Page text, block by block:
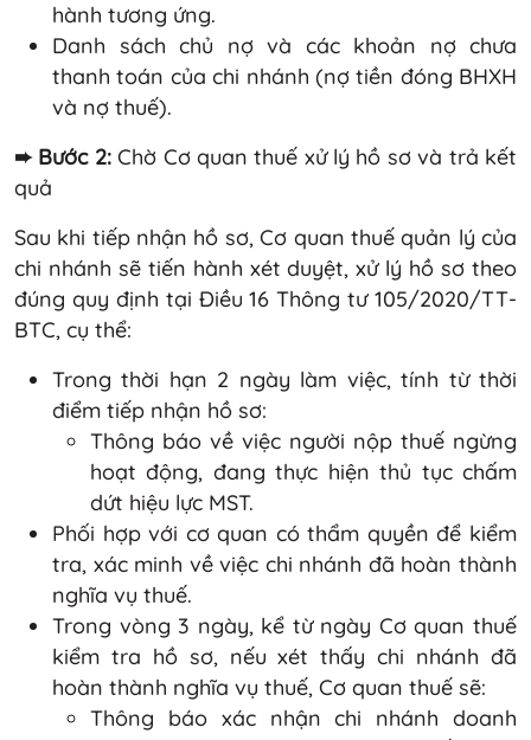
hành tương ứng.
Danh sách chủ nợ và các khoản nợ chưa
thanh toán của chi nhánh (nợ tiền đóng BHXH
và nợ thuế).
➨ Bước 2:Chờ Cơ quan thuế xử lý hồ sơ và trả kết
quả
Sau khi tiếp nhận hồ sơ, Cơ quan thuế quản lý của
chi nhánh sẽ tiến hành xét duyệt, xử lý hồ sơ theo
đúng quy định tại Điều 16 Thông tư 105/2020/TT-
BTC, cụ thể:
Trong thời hạn 2 ngày làm việc, tính từ thời
điểm tiếp nhận hồ sơ:
Thông báo về việc người nộp thuế ngừng
hoạt động, đang thực hiện thủ tục chấm
dứt hiệu lực MST.
Phối hợp với cơ quan có thẩm quyền để kiểm
tra, xác minh về việc chi nhánh đã hoàn thành
nghĩa vụ thuế.
Trong vòng 3 ngày, kể từ ngày Cơ quan thuế
kiểm tra hồ sơ, nếu xét thấy chi nhánh đã
hoàn thành nghĩa vụ thuế, Cơ quan thuế sẽ:
Thông báo xác nhận chi nhánh doanh